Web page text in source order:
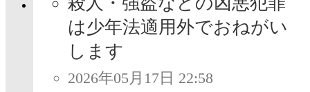
は少年法適用外でおねがい
します
2026年05月17日 22:58